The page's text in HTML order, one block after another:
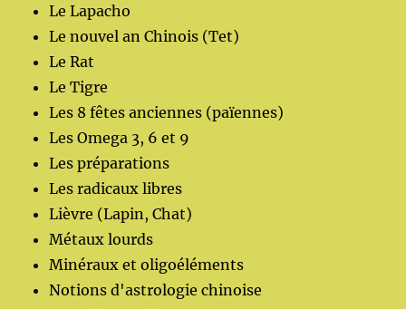
Le Lapacho
Le nouvel an Chinois (Tet)
Le Rat
Le Tigre
Les 8 fêtes anciennes (païennes)
Les Omega 3, 6 et 9
Les préparations
Les radicaux libres
Lièvre (Lapin, Chat)
Métaux lourds
Minéraux et oligoéléments
Notions d'astrologie chinoise